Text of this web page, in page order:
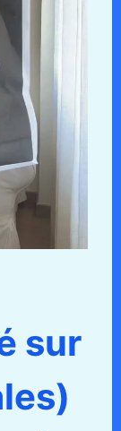
sur